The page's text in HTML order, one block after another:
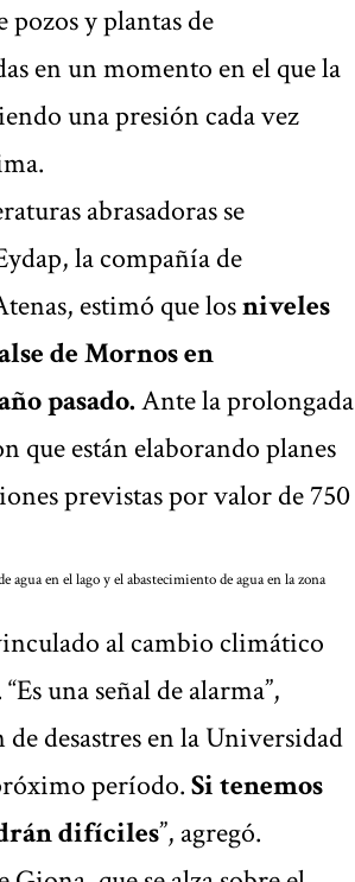
pozos y plantas de
en un momento en el que la
una presión cada vez
abrasadoras se
la compañía de
estimó que losniveles
de Mornos en
pasado.Ante la prolongada
que están elaborando planes
previstas por valor de 750
en el lago y el abastecimiento de agua en la zona
al cambio climático
una señal de alarma”,
desastres en la Universidad
período.Si tenemos
difíciles”, agregó.